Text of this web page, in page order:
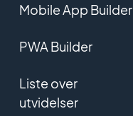
Mobile App Builder
PWA Builder
Liste over
utvidelser